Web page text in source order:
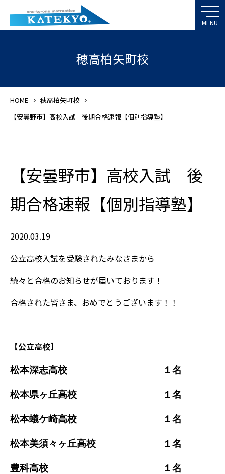
穂高柏矢町校
HOME
穂高柏矢町校
【安曇野市】高校入試 後期合格速報【個別指導塾】
【安曇野市】高校入試 後
期合格速報【個別指導塾】
2020.03.19
公立高校入試を受験されたみなさまから
続々と合格のお知らせが届いております！
合格された皆さま、おめでとうございます！！
【公立高校】
松本深志高校 １名
松本県ヶ丘高校 １名
松本蟻ケ崎高校 １名
松本美須々ヶ丘高校 １名
豊科高校 １名